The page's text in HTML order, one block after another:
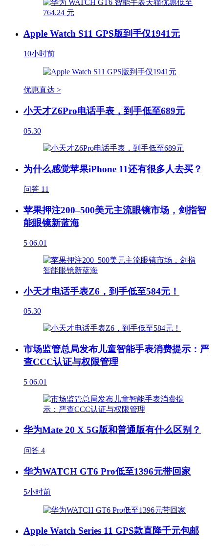
Apple Watch S11 GPS版到手仅1941元
10小时前
优惠直达 >
小天才Z6Pro电话手表，到手低至689元
05.30
为什么感觉苹果iPhone 11还有很多人去买？
问答 11
苹果押注200–500美元主流眼镜市场，剑指智
能眼镜新蓝海
5 06.01
小天才电话手表Z6，到手低至584元！
05.30
市场监管总局发布儿童智能手表消费提示：严
查CCC认证与权限管理
5 06.01
华为Mate 20 X 5G版和普通版有什么区别？
问答 4
华为WATCH GT6 Pro低至1396元带回家
5小时前
Apple Watch Series 11 GPS款直降千元包邮